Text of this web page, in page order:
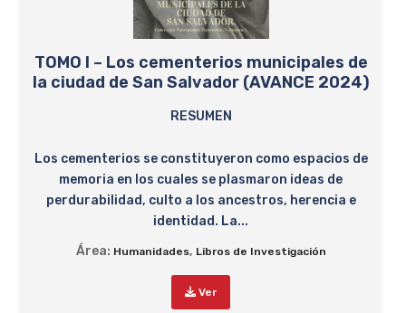
TOMO I – Los cementerios municipales de
la ciudad de San Salvador (AVANCE 2024)
RESUMEN
Los cementerios se constituyeron como espacios de
memoria en los cuales se plasmaron ideas de
perdurabilidad, culto a los ancestros, herencia e
identidad. La...
Área: Humanidades, Libros de Investigación
Ver